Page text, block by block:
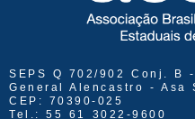
SEPS Q 702/902 Conj. B
General Alencastro - Asa
CEP: 70390-025
Tel.: 55 61 3022-9600